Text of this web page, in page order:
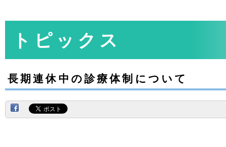
トピックス
長期連休中の診療体制について